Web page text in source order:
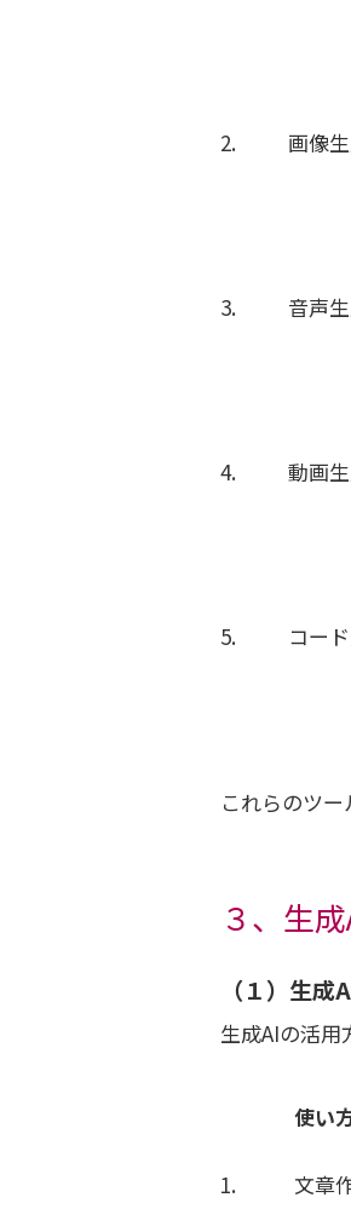
2. 画像
3. 音声
4. 動画
5. コー
これらのツ
３、生
（１）生成
生成AIの活用
使い
1.
文章